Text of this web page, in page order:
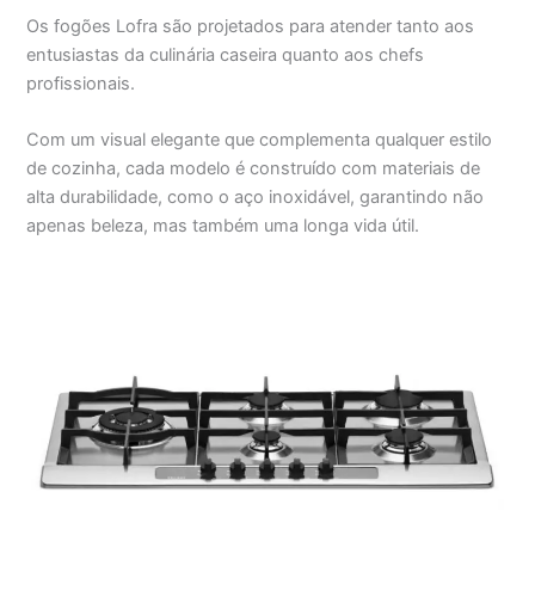
Os fogões Lofra são projetados para atender tanto aos
entusiastas da culinária caseira quanto aos chefs
profissionais.
Com um visual elegante que complementa qualquer estilo
de cozinha, cada modelo é construído com materiais de
alta durabilidade, como o aço inoxidável, garantindo não
apenas beleza, mas também uma longa vida útil.